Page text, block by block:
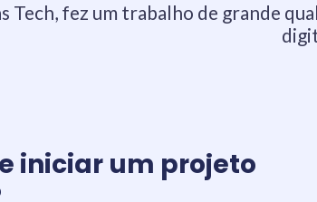
Tech, fez um trabalho de grande
iniciar um projeto